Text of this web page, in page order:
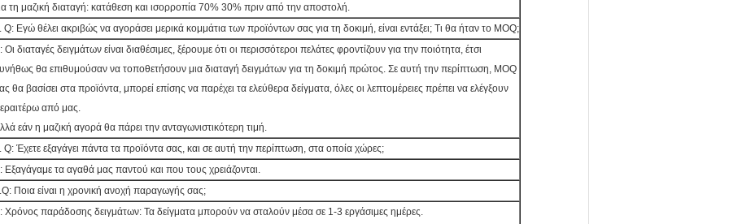
τη μαζική διαταγή: κατάθεση και ισορροπία 70% 30% πριν από την αποστολή.
Q: Εγώ θέλει ακριβώς να αγοράσει μερικά κομμάτια των προϊόντων σας για τη δοκιμή, είναι εντάξει; Τι θα ήταν το MOQ;
Οι διαταγές δειγμάτων είναι διαθέσιμες, ξέρουμε ότι οι περισσότεροι πελάτες φροντίζουν για την ποιότητα, έτσι
θα επιθυμούσαν να τοποθετήσουν μια διαταγή δειγμάτων για τη δοκιμή πρώτος. Σε αυτή την περίπτωση, MOQ
θα βασίσει στα προϊόντα, μπορεί επίσης να παρέχει τα ελεύθερα δείγματα, όλες οι λεπτομέρειες πρέπει να ελέγξουν
από μας.
εάν η μαζική αγορά θα πάρει την ανταγωνιστικότερη τιμή.
Q: Έχετε εξαγάγει πάντα τα προϊόντα σας, και σε αυτή την περίπτωση, στα οποία χώρες;
Εξαγάγαμε τα αγαθά μας παντού και που τους χρειάζονται.
Ποια είναι η χρονική ανοχή παραγωγής σας;
Χρόνος παράδοσης δειγμάτων: Τα δείγματα μπορούν να σταλούν μέσα σε 1-3 εργάσιμες ημέρες.